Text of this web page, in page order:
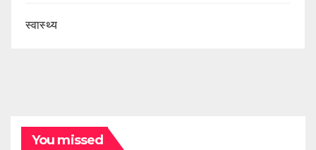
स्वास्थ्य
You missed